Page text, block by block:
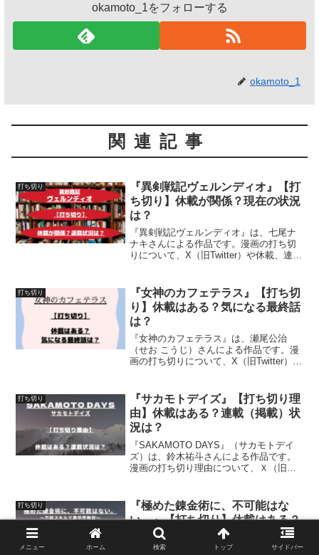
okamoto_1をフォローする
okamoto_1
関連記事
打ち切り
『異剣戦記ヴェルンディオ』【打
ち切り】休載が関係？現在の状況
は？
『異剣戦記ヴェルンディオ』は、七尾ナ
ナキさんによる作品です。漫画の打ち切
りについて、X（旧Twitter）や休載、連載
打ち切り
『女神のカフェテラス』【打ち切
り】休載はある？気になる最終話
は？
『女神のカフェテラス』は、瀬尾公治
（せお こうじ）さんによる作品です。漫
画の打ち切りについて、X（旧Twitter）、
しています
打ち切り
『サカモトデイズ』【打ち切り理
由】休載はある？連載（掲載）状
況は？
『SAKAMOTO DAYS』（サカモトデイ
ズ）は、鈴木祐斗さんによる作品です。
漫画の打ち切り理由について、Ｘ（旧
ます
打ち切り
『極めた錬金術に、不可能はな
い。』【打ち切り】休載はある？
最終話は？
『極めた錬金術に、不可能はない。～万
メニュー ホーム 検索 トップ サイドバー